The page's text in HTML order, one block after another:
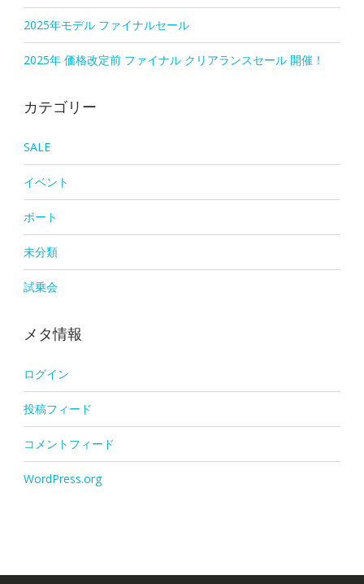
2025年モデル ファイナルセール
2025年 価格改定前 ファイナル クリアランスセール 開催！
カテゴリー
SALE
イベント
ボート
未分類
試乗会
メタ情報
ログイン
投稿フィード
コメントフィード
WordPress.org